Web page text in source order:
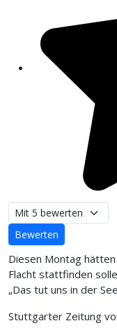
Bitte bewerten
Diesen Montag
Flacht stattfinden
„Das tut uns in der
Stuttgarter Zeitung